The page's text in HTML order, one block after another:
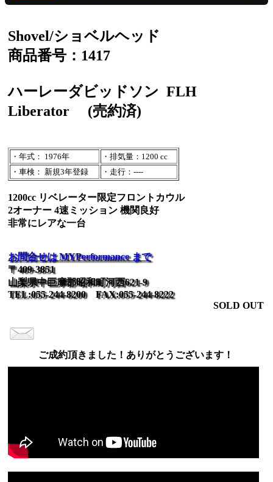
Shovel/ショベルヘッド
商品番号：1417
ハーレーダビッドソン FLH
Liberator
(売約済)
・年式： 1976年
・排気量：1200 cc
・車検： 新規3年登録
・走行：----
1200cc リベレーター限定フロントカウル
2オーナー 4速ミッション 機関良好
非常にレアな一台
お問合せは MYPerformance まで
〒409-3851
山梨県中巨摩郡昭和町河西621-9
TEL:055-244-8200 FAX:055-244-8222
SOLD OUT
ご成約頂きました！ありがとうございます！